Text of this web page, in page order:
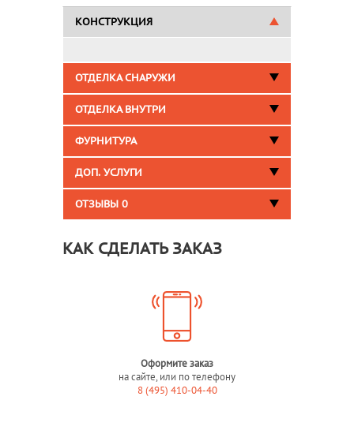
КОНСТРУКЦИЯ
ОТДЕЛКА СНАРУЖИ
ОТДЕЛКА ВНУТРИ
ФУРНИТУРА
ДОП. УСЛУГИ
ОТЗЫВЫ 0
КАК СДЕЛАТЬ ЗАКАЗ
Оформите заказ
на сайте, или по телефону
8 (495) 410-04-40